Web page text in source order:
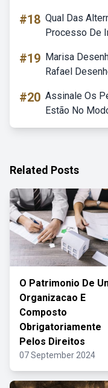
#18 Qual Das
Processo De
#19 Marisa
Rafael
#20 Assinale Os
Estão No
Related Posts
O Patrimonio De
Organizacao E
Composto
Obrigatoriamente
Pelos Direitos
07 September 2024